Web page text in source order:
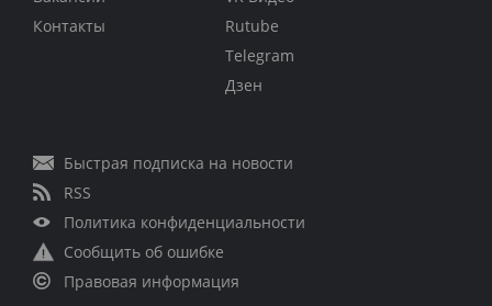
Контакты
Rutube
Telegram
Дзен
Быстрая подписка на новости
RSS
Политика конфиденциальности
Сообщить об ошибке
Правовая информация